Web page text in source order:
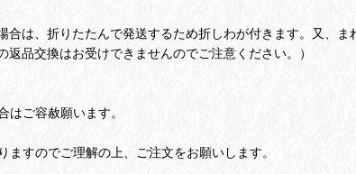
合は、折りたたんで発送するため折しわが付きます。又、
品交換はお受けできませんのでご注意ください。）
ご容赦願います。
すのでご理解の上、ご注文をお願いします。